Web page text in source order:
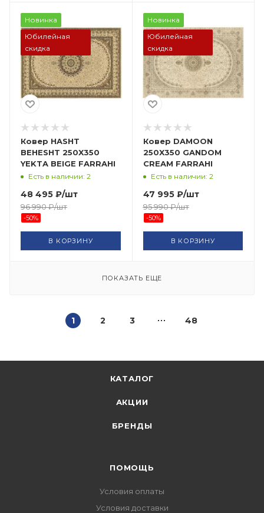
Новинка
Юбилейная
скидка
Ковер HASHT
BEHESHT 250X350
YEKTA BEIGE FARRAHI
Есть в наличии: 2
48 495 ₽/шт
96 990₽/шт
-50%
В КОРЗИНУ
Новинка
Юбилейная
скидка
Ковер DAMOON
250X350 GANDOM
CREAM FARRAHI
Есть в наличии: 2
47 995₽/шт
95 990₽/шт
-50%
В КОРЗИНУ
ПОКАЗАТЬ ЕЩЕ
1 2 3 48
КАТАЛОГ
АКЦИИ
БРЕНДЫ
ПОМОЩЬ
Условия оплаты
Условия доставки